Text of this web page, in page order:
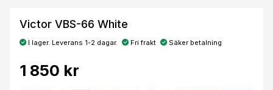
Victor VBS-66 White
I lager. Leverans 1-2 dagar. Fri frakt Säker betalning
1 850 kr